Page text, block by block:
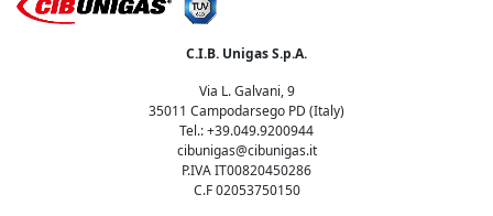
C.I.B. Unigas S.p.A.
Via L. Galvani, 9
35011 Campodarsego PD (Italy)
Tel.: +39.049.9200944
cibunigas@cibunigas.it
P.IVA IT00820450286
C.F 02053750150